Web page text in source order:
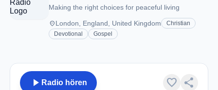
Making the right choices for peaceful living
placeLondon, England, United Kingdom
Christian
Devotional
Gospel
play_arrow Radio hören favorite share